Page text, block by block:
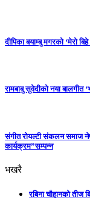
दीपिका बयाम्बु मगरको ‘मेरो
रामबाबु सुवेदीको नया
संगीत रोयल्टी संकलन समाज
कार्यक्रम”सम्पन्न
भखरै
रबिना चौहानको तीज